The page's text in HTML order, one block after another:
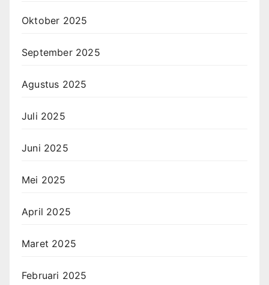
Oktober 2025
September 2025
Agustus 2025
Juli 2025
Juni 2025
Mei 2025
April 2025
Maret 2025
Februari 2025